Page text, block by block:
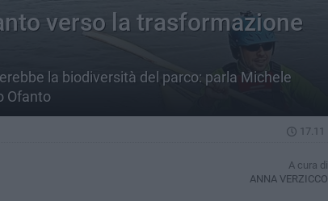
verso la trasformazione
la biodiversità del parco: parla Michele
Ofanto
17.11
A cura di
ANNA VERZICCO